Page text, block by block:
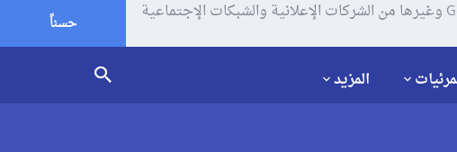
يستخدم موقعنا ملفات تعريف الإرتباط (الكوكيز) لتحليل زياراتك وإستخدامك للموقع و تتم مشاركة بعض المعلومات مع Google وغيرها من الشركات الإعلانية والشبكات الإجتماعية
حسناً
المزيد